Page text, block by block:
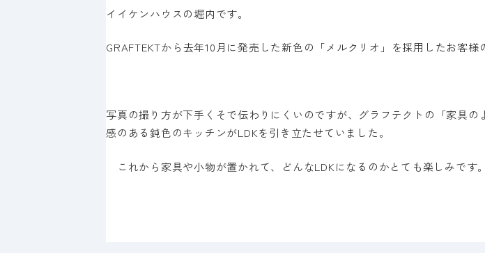
イイケンハウスの堀内です。
GRAFTEKTから去年10月に発売した新色の「メルクリオ」を採用したお客様
写真の撮り方が下手くそで伝わりにくいのですが、グラフテクトの「家具
感のある鈍色のキッチンがLDKを引き立たせていました。
これから家具や小物が置かれて、どんなLDKになるのかとても楽しみです。